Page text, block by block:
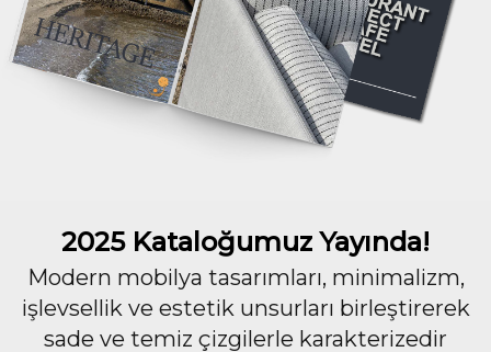
2025 Kataloğumuz Yayında!
Modern mobilya tasarımları, minimalizm,
işlevsellik ve estetik unsurları birleştirerek
sade ve temiz çizgilerle karakterizedir